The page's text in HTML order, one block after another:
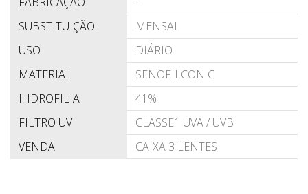
SUBSTITUIÇÃO
MENSAL
USO
DIÁRIO
MATERIAL
SENOFILCON C
HIDROFILIA
41%
FILTRO UV
CLASSE1 UVA / UVB
VENDA
CAIXA 3 LENTES